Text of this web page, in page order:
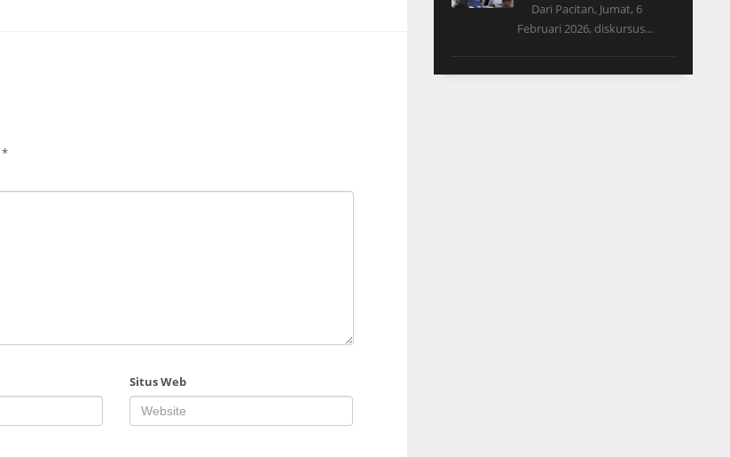
*
Situs Web
Dari Pacitan, Jumat, 6
Februari 2026, diskursus...